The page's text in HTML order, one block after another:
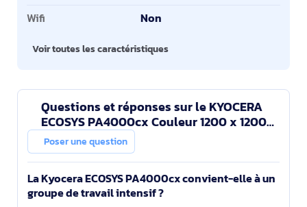
Wifi
Non
Voir toutes les caractéristiques
Questions et réponses sur le KYOCERA
ECOSYS PA4000cx Couleur 1200 x 1200
DPI A4
Poser une question
La Kyocera ECOSYS PA4000cx convient-elle à un
groupe de travail intensif ?